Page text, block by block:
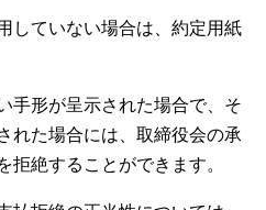
していない場合は、約定用紙
手形が呈示された場合で、そ
れた場合には、取締役会の承
拒絶することができます。